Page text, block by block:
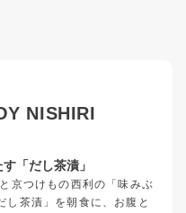
NISHIRI
「だし茶漬」
京つけもの西利の「味みぶ
し茶漬」を朝食に、お腹と